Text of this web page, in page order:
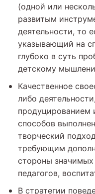
(одной или
развитым
деятельности, то
указывающий на
глубоко в суть
детскому
Качественное
либо
продуцированием
способов
творческий
требующим
стороны
педагогов,
В стратегии